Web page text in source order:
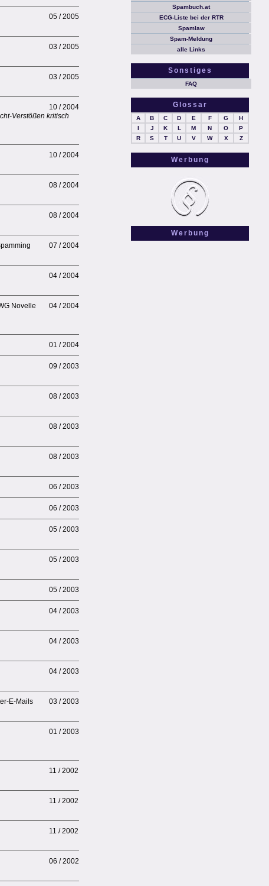
05 / 2005
03 / 2005
03 / 2005
10 / 2004
Verstößen kritisch
10 / 2004
08 / 2004
08 / 2004
07 / 2004
04 / 2004
Novelle
04 / 2004
01 / 2004
09 / 2003
08 / 2003
08 / 2003
08 / 2003
06 / 2003
06 / 2003
05 / 2003
05 / 2003
05 / 2003
04 / 2003
04 / 2003
04 / 2003
E-Mails
03 / 2003
01 / 2003
11 / 2002
11 / 2002
11 / 2002
06 / 2002
Spambuch.at
ECG-Liste bei der RTR
Spamlaw
Spam-Meldung
alle Links
Sonstiges
FAQ
Glossar
A B C D E F G
H
I
J K L M N O
P
R
S T U V W X Z
Werbung
Werbung